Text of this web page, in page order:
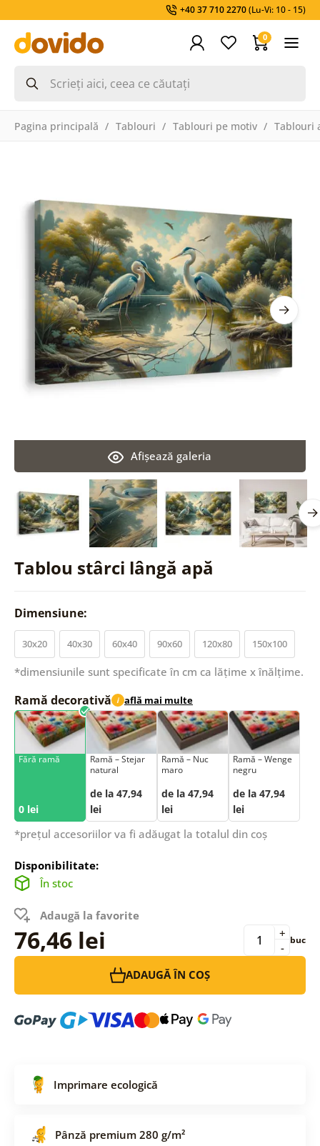
+40 37 710 2270(Lu-Vi: 10 - 15)
0
Pagina principală Tablouri Tablouri pe motiv Tablouri
Tablou stârci lângă apă
Afişează galeria
Dimensiune:
30x20 40x30 60x40 90x60 120x80 150x100
*dimensiunile sunt specificate în cm ca lățime x înălțime.
Ramă decorativă i află mai multe
Fără ramă
0 lei
Ramă – Stejar
natural
de la 47,94
lei
Ramă – Nuc
maro
de la 47,94
lei
Ramă – Wenge
negru
de la 47,94
lei
*prețul accesoriilor va fi adăugat la totalul din coș
Disponibilitate:
În stoc
Adaugă la favorite
76,46 lei -
+ buc
ADAUGĂ ÎN COȘ
Imprimare ecologică
Pânză premium 280 g/m²